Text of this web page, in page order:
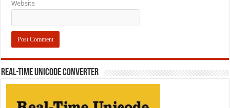
Website
REAL-TIME UNICODE CONVERTER